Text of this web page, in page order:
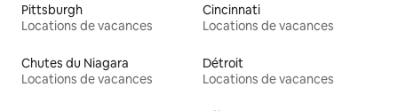
Pittsburgh
Locations de vacances
Cincinnati
Locations de vacances
Chutes du Niagara
Locations de vacances
Détroit
Locations de vacances